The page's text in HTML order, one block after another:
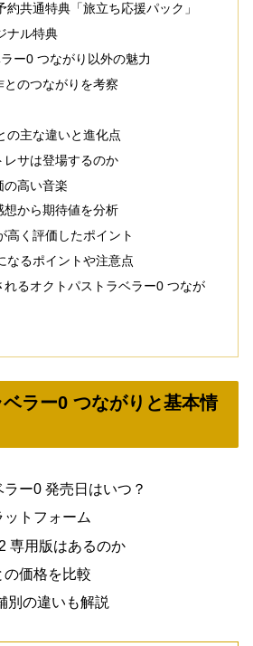
約共通特典「旅立ち応援パック」
ナル特典
ー0 つながり以外の魅力
とのつながりを考察
の主な違いと進化点
レサは登場するのか
の高い音楽
想から期待値を分析
高く評価したポイント
なるポイントや注意点
るオクトパストラベラー0 つなが
ラー0 つながりと基本情
ー0 発売日はいつ？
トフォーム
専用版はあるのか
の価格を比較
別の違いも解説